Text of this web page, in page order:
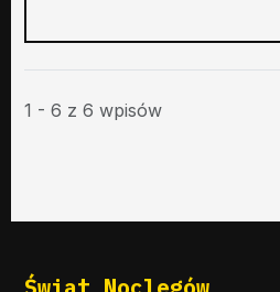
1 - 6 z 6 wpisów